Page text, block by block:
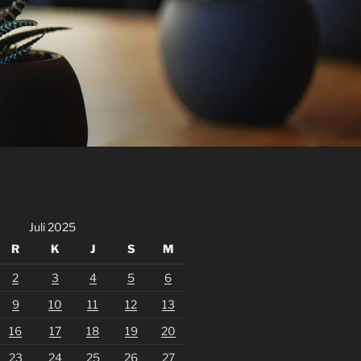
Juli 2025
R K J S M
2 3 4 5
6
9 10 11 12
13
16 17 18 19
20
23 24 25 26
27